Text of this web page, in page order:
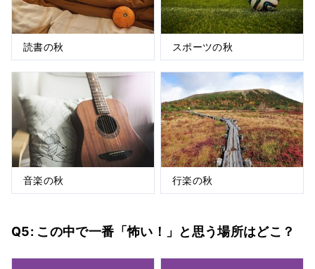
読書の秋 スポーツの秋
音楽の秋 行楽の秋
Q5: この中で一番「怖い！」と思う場所はどこ？